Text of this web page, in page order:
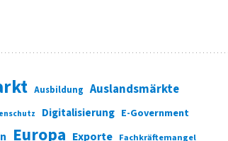
Ausbildung Auslandsmärkte
Digitalisierung E-Government
Europa Exporte Fachkräftemangel